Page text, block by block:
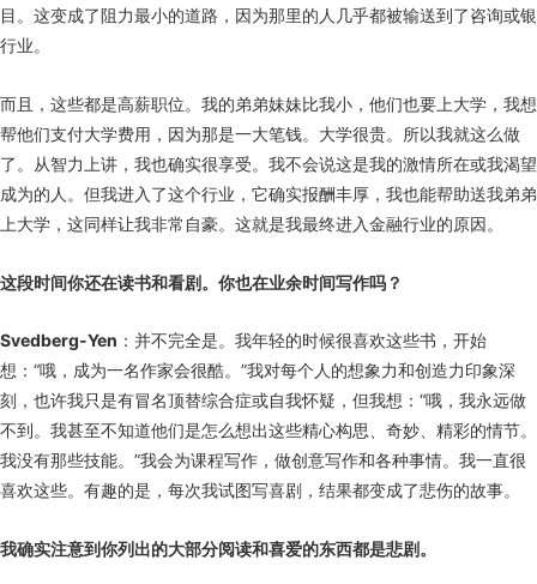
目。这变成了阻力最小的道路，因为那里的人几乎都被输送到了咨询或银
行业。
而且，这些都是高薪职位。我的弟弟妹妹比我小，他们也要上大学，我想
帮他们支付大学费用，因为那是一大笔钱。大学很贵。所以我就这么做
了。从智力上讲，我也确实很享受。我不会说这是我的激情所在或我渴望
成为的人。但我进入了这个行业，它确实报酬丰厚，我也能帮助送我弟弟
上大学，这同样让我非常自豪。这就是我最终进入金融行业的原因。
这段时间你还在读书和看剧。你也在业余时间写作吗？
Svedberg-Yen ：并不完全是。我年轻的时候很喜欢这些书，开始
想：“哦，成为一名作家会很酷。”我对每个人的想象力和创造力印象深
刻，也许我只是有冒名顶替综合症或自我怀疑，但我想：“哦，我永远做
不到。我甚至不知道他们是怎么想出这些精心构思、奇妙、精彩的情节。
我没有那些技能。”我会为课程写作，做创意写作和各种事情。我一直很
喜欢这些。有趣的是，每次我试图写喜剧，结果都变成了悲伤的故事。
我确实注意到你列出的大部分阅读和喜爱的东西都是悲剧。